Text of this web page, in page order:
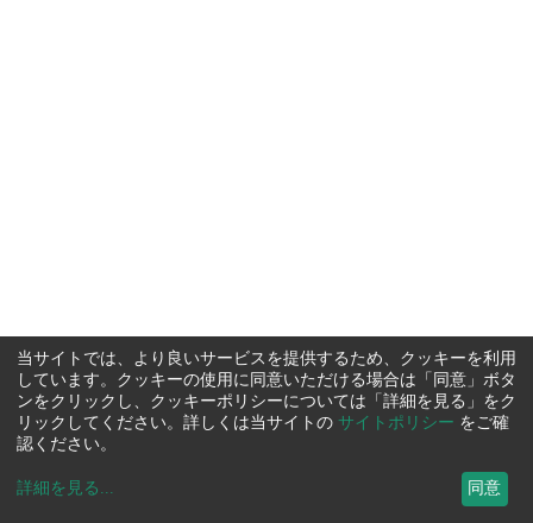
当サイトでは、より良いサービスを提供するため、クッキーを利用
しています。クッキーの使用に同意いただける場合は「同意」ボタ
ンをクリックし、クッキーポリシーについては「詳細を見る」をク
リックしてください。詳しくは当サイトの サイトポリシー をご確
認ください。
詳細を見る ... 同意